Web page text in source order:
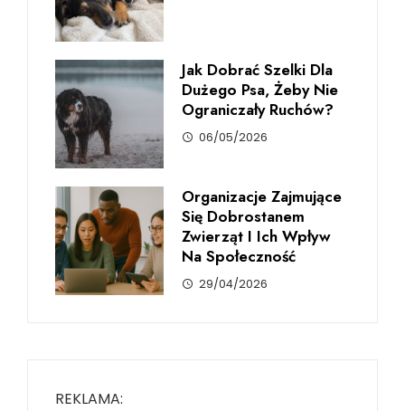
Jak Dobrać Szelki Dla
Dużego Psa, Żeby Nie
Ograniczały Ruchów?
06/05/2026
Organizacje Zajmujące
Się Dobrostanem
Zwierząt I Ich Wpływ
Na Społeczność
29/04/2026
REKLAMA: